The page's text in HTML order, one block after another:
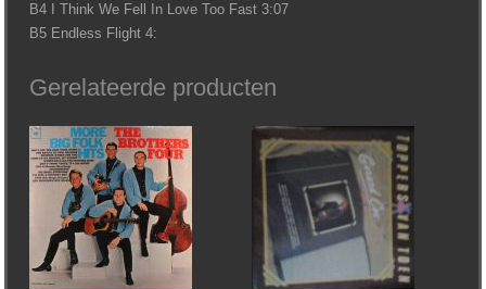
B4 I Think We Fell In Love Too Fast 3:07
B5 Endless Flight 4:
Gerelateerde producten